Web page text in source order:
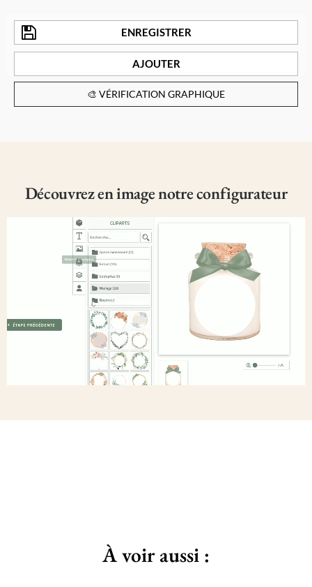
ENREGISTRER
AJOUTER
🎨 VÉRIFICATION GRAPHIQUE
Découvrez en image notre configurateur
À voir aussi :